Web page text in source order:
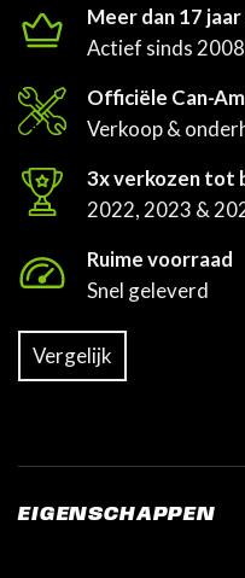
Meer dan 17
Actief sinds 2008
Officiële Can-
Verkoop &
3x verkozen tot
2022, 2023 &
Ruime voorraad
Snel geleverd
Vergelijk
EIGENSCHAPPEN